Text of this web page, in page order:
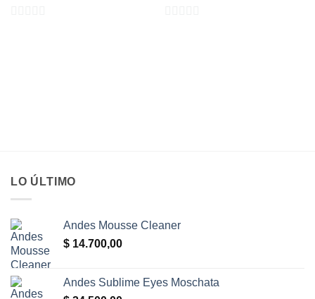
LO ÚLTIMO
Andes Mousse Cleaner
$ 14.700,00
Andes Sublime Eyes Moschata